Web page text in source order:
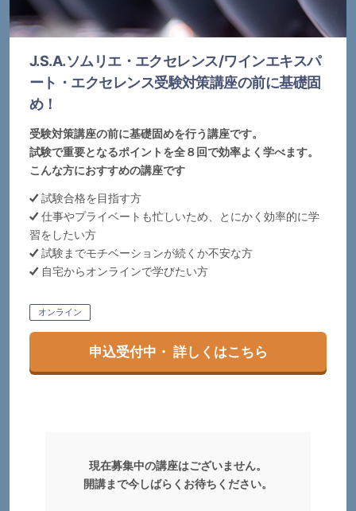
J.S.A.ソムリエ・エクセレンス/ワインエキスパ
ート・エクセレンス受験対策講座の前に基礎固
め！
受験対策講座の前に基礎固めを行う講座です。
試験で重要となるポイントを全８回で効率よく学べます。
こんな⽅におすすめの講座です
試験合格を目指す方
仕事やプライベートも忙しいため、とにかく効率的に学
習をしたい方
試験までモチベーションが続くか不安な方
自宅からオンラインで学びたい方
オンライン
申込受付中・ 詳しくはこちら
現在募集中の講座はございません。
開講まで今しばらくお待ちください。